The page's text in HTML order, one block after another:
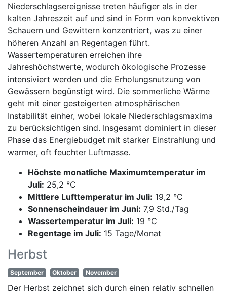
Niederschlagsereignisse treten häufiger als in der
kalten Jahreszeit auf und sind in Form von konvektiven
Schauern und Gewittern konzentriert, was zu einer
höheren Anzahl an Regentagen führt.
Wassertemperaturen erreichen ihre
Jahreshöchstwerte, wodurch ökologische Prozesse
intensiviert werden und die Erholungsnutzung von
Gewässern begünstigt wird. Die sommerliche Wärme
geht mit einer gesteigerten atmosphärischen
Instabilität einher, wobei lokale Niederschlagsmaxima
zu berücksichtigen sind. Insgesamt dominiert in dieser
Phase das Energiebudget mit starker Einstrahlung und
warmer, oft feuchter Luftmasse.
Höchste monatliche Maximumtemperatur im
Juli: 25,2 °C
Mittlere Lufttemperatur im Juli: 19,2 °C
Sonnenscheindauer im Juni: 7,9 Std./Tag
Wassertemperatur im Juli: 19 °C
Regentage im Juli: 15 Tage/Monat
Herbst
September Oktober November
Der Herbst zeichnet sich durch einen relativ schnellen